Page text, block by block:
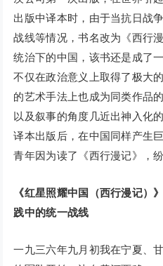
出版中译本时，由于当抗日战
战线等情况，书名改为《西行
统治下的中国，该书还是成了
不仅在政治意义上取得了极大
的艺术手法上也成为同类作品
以及叙事的角度几近出神入化
译本出版后，在中国同样产生
青年因为读了《西行漫记》，
《红星照耀中国（西行漫记）
践中的统一战线
一九三六年九月初我在宁夏、